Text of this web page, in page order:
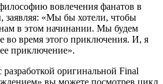
вовлечения фанатов в
заявляя: «Мы бы хотели, чтобы
в этом начинании. Мы будем
во время этого приключения. И, я
приключение».
оригинальной Final
вы можете посмотрев цикл